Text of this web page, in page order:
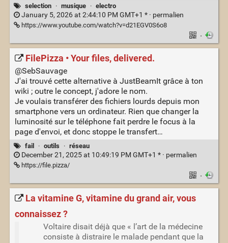
selection · musique · electro
January 5, 2026 at 2:44:10 PM GMT+1 * · permalien
https://www.youtube.com/watch?v=d21EGV0S6o8
·
FilePizza • Your files, delivered.
@SebSauvage
J'ai trouvé cette alternative à JustBeamIt grâce à ton
wiki ; outre le concept, j'adore le nom.
Je voulais transférer des fichiers lourds depuis mon
smartphone vers un ordinateur. Rien que changer la
luminosité sur le téléphone fait perdre le focus à la
page d'envoi, et donc stoppe le transfert…
fail · outils · réseau
December 21, 2025 at 10:49:19 PM GMT+1 * · permalien
https://file.pizza/
·
La vitamine G, vitamine du grand air, vous
connaissez ?
Voltaire disait déjà que « l’art de la médecine
consiste à distraire le malade pendant que la